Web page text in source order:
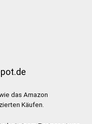
das Amazon
Käufen.